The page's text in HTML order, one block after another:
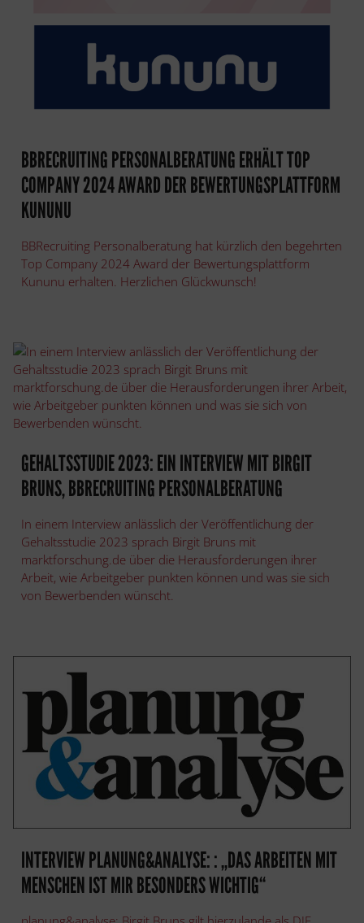
BBRECRUITING PERSONALBERATUNG ERHÄLT TOP
COMPANY 2024 AWARD DER BEWERTUNGSPLATTFORM
KUNUNU
BBRecruiting Personalberatung hat kürzlich den begehrten
Top Company 2024 Award der Bewertungsplattform
Kununu erhalten. Herzlichen Glückwunsch!
GEHALTSSTUDIE 2023: EIN INTERVIEW MIT BIRGIT
BRUNS, BBRECRUITING PERSONALBERATUNG
In einem Interview anlässlich der Veröffentlichung der
Gehaltsstudie 2023 sprach Birgit Bruns mit
marktforschung.de über die Herausforderungen ihrer
Arbeit, wie Arbeitgeber punkten können und was sie sich
von Bewerbenden wünscht.
INTERVIEW PLANUNG&ANALYSE: : „DAS ARBEITEN MIT
MENSCHEN IST MIR BESONDERS WICHTIG“